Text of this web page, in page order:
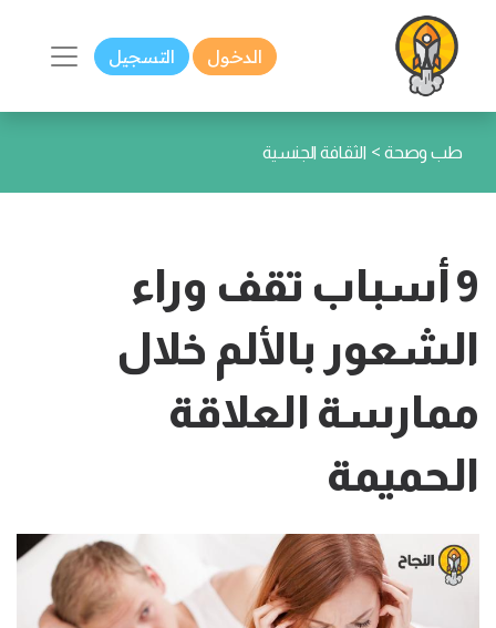
الدخول التسجيل
طب وصحة > الثقافة الجنسية
9 أسباب تقف وراء
الشعور بالألم خلال
ممارسة العلاقة
الحميمة